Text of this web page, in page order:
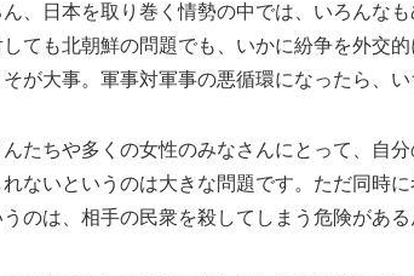
、日本を取り巻く情勢の中では、いろんなも
ても北朝鮮の問題でも、いかに紛争を外交
そが大事。軍事対軍事の悪循環になったら、い
たちや多くの女性のみなさんにとって、自
れないというのは大きな問題です。ただ同時
のは、相手の民衆を殺してしまう危険がある